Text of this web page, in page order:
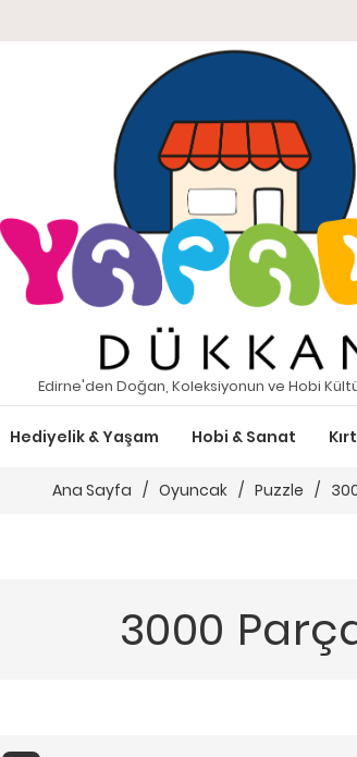
Edirne'den Doğan, Koleksiyonun ve Hobi
Hediyelik & Yaşam Hobi & Sanat
Ana Sayfa / Oyuncak / Puzzle /
3000